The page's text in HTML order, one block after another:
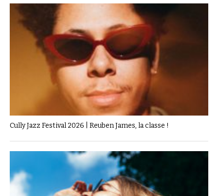
Cully Jazz Festival 2026 | Reuben James, la classe !